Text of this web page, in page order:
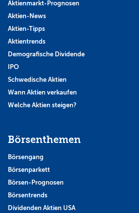
Aktienmarkt-Prognosen
Aktien-News
Aktien-Tipps
Aktientrends
Demografische Dividende
IPO
Schwedische Aktien
Wann Aktien verkaufen
Welche Aktien steigen?
Börsenthemen
Börsengang
Börsenparkett
Börsen-Prognosen
Börsentrends
Dividenden Aktien USA